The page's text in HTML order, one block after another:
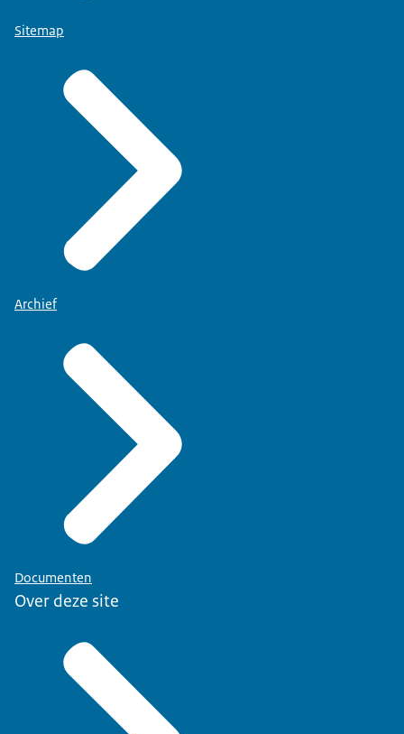
Sitemap
Archief
Documenten
Over deze site